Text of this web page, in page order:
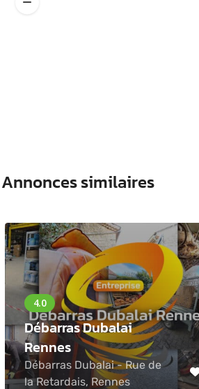
Annonces similaires
Débarras Dubalai
Rennes
Débarras Dubalai - Rue de
la Retardais, Rennes